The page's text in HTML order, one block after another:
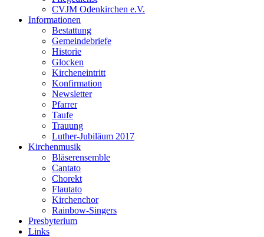
CVJM Odenkirchen e.V.
Informationen
Bestattung
Gemeindebriefe
Historie
Glocken
Kircheneintritt
Konfirmation
Newsletter
Pfarrer
Taufe
Trauung
Luther-Jubiläum 2017
Kirchenmusik
Bläserensemble
Cantato
Chorekt
Flautato
Kirchenchor
Rainbow-Singers
Presbyterium
Links